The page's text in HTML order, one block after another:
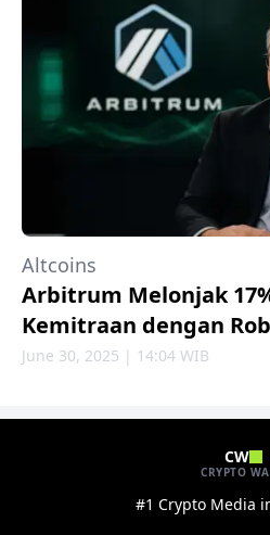
Altcoins
Arbitrum Melonjak
Kemitraan dengan
June 30, 2025 | 14:04 WIB
CW
CRYPTO
#1 Crypto Media